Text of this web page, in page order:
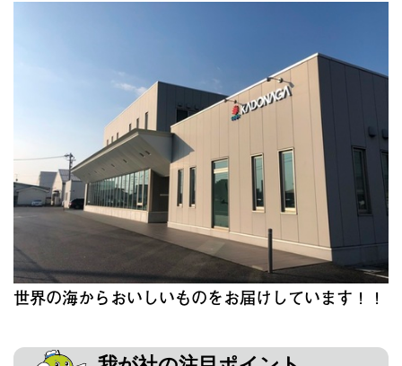
世界の海からおいしいものをお届けしています！！